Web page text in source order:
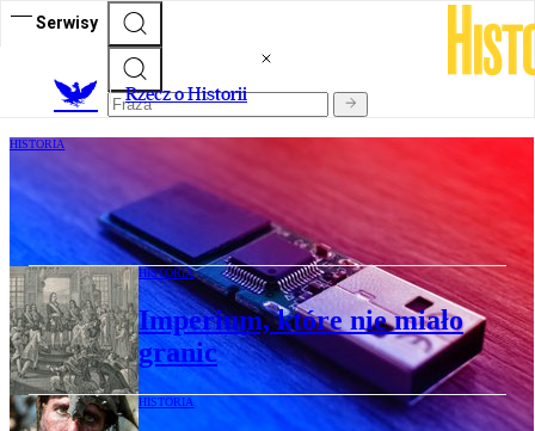
Serwisy
Rzecz o Historii
HISTORIA
Jak nauczyliśmy maszyny liczyć i myśleć
za nas? Część 10: pamięć flash i pendrive
HISTORIA
Imperium, które nie miało
granic
HISTORIA